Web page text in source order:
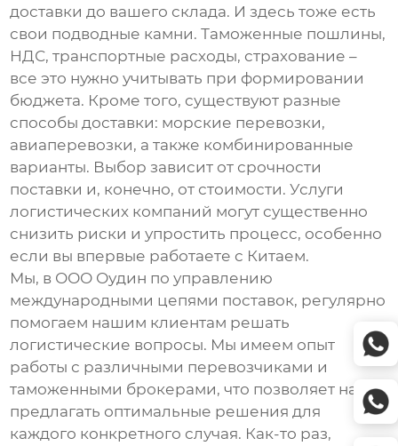
доставки до вашего склада. И здесь тоже есть
свои подводные камни. Таможенные пошлины,
НДС, транспортные расходы, страхование –
все это нужно учитывать при формировании
бюджета. Кроме того, существуют разные
способы доставки: морские перевозки,
авиаперевозки, а также комбинированные
варианты. Выбор зависит от срочности
поставки и, конечно, от стоимости.Услуги
логистических компаний могут существенно
снизить риски и упростить процесс, особенно
если вы впервые работаете с Китаем.
Мы, в ООО Оудин по управлению
международными цепями поставок, регулярно
помогаем нашим клиентам решать
логистические вопросы. Мы имеем опыт
работы с различными перевозчиками и
таможенными брокерами, что позволяет нам
предлагать оптимальные решения для
каждого конкретного случая. Как-то раз,